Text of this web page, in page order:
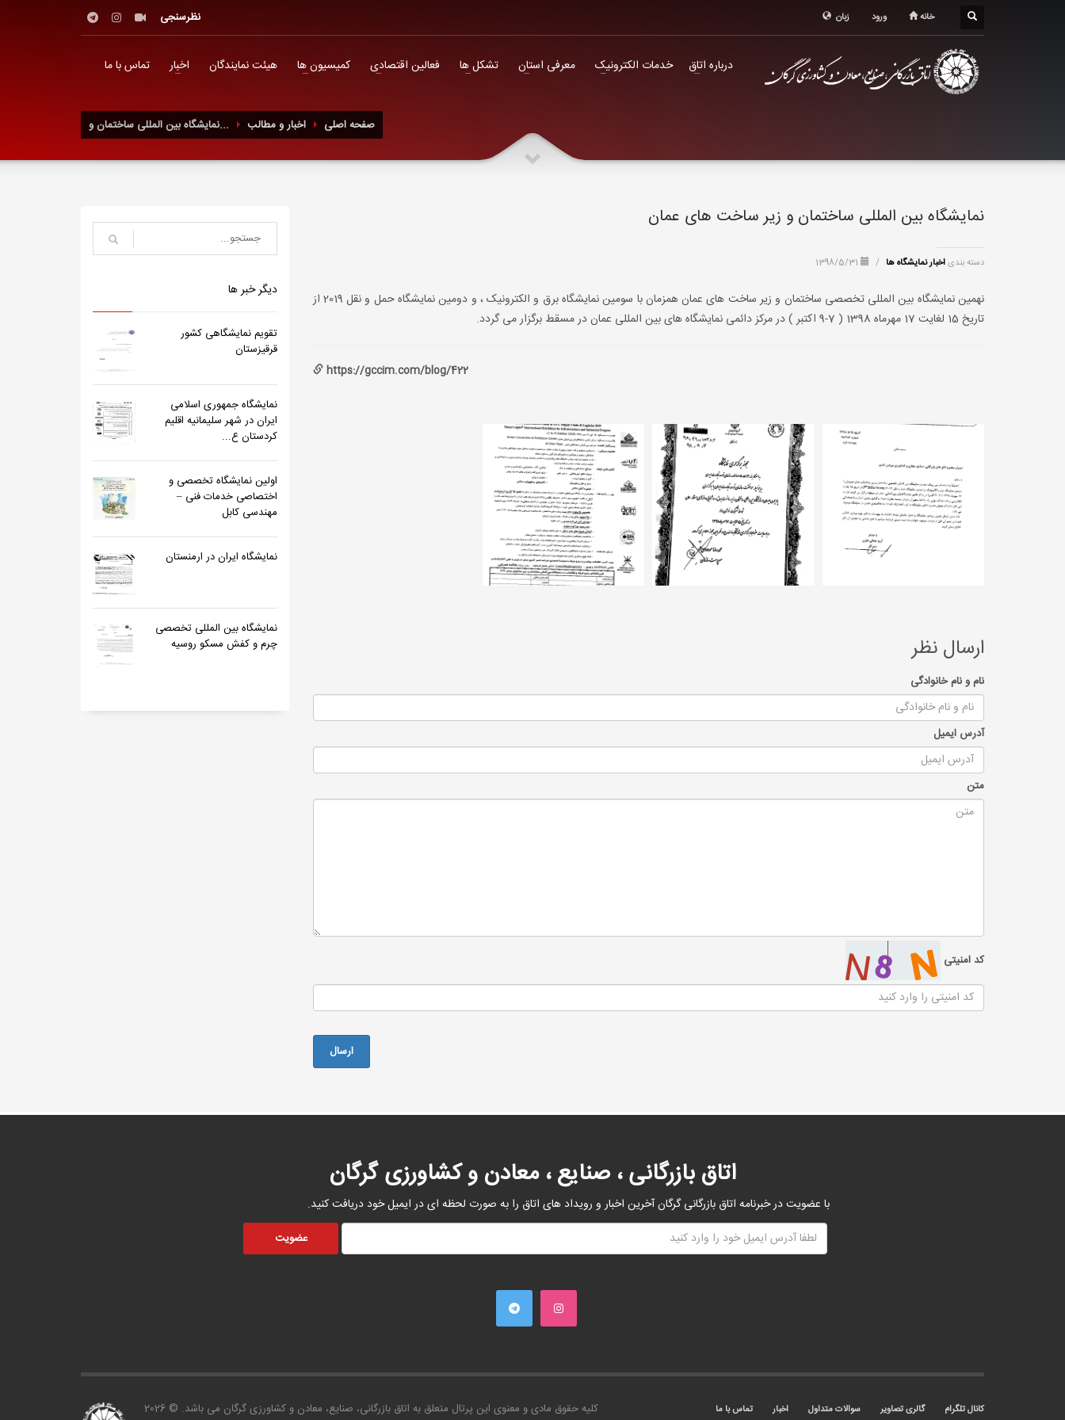
درباره اتاق
خدمات الکترونیک
معرفی استان
تشکل ها
ورود خانه زبان نظرسنجی
درباره اتاق خدمات الکترونیک معرفی استان تشکل ها فعالین اقتصادی کمیسیون ها هیئت نمایندگان اخبار تماس با ما
نمایشگاه بین المللی ساختمان و... اخبار و مطالب صفحه اصلی
دیگر خبر ها
تقویم نمایشگاهی کشور
قرقیزستان
نمایشگاه جمهوری اسلامی
ایران در شهر سلیمانیه اقلیم
کردستان ع...
اولین نمایشگاه تخصصی و
اختصاصی خدمات فنی –
مهندسی کابل
نمایشگاه ایران در ارمنستان
نمایشگاه بین المللی تخصصی
چرم و کفش مسکو روسیه
نمایشگاه بین المللی ساختمان و زیر ساخت های عمان
دسته بندیاخبار نمایشگاه ها /
نهمین نمایشگاه بین المللی تخصصی ساختمان و زیر ساخت های عمان همزمان با سومین نمایشگاه برق و الکترونیک ، و دومین نمایشگاه حمل و نقل 2019 از
تاریخ 15 لغایت 17 مهرماه 1398 ( 7-9 اکتبر ) در مرکز دائمی نمایشگاه های بین المللی عمان در مسقط برگزار می گردد.
https://gccim.com/blog/422
ارسال نظر
نام و نام خانوادگی
آدرس ایمیل
متن
کد امنیتی
اتاق بازرگانی ، صنایع ، معادن و کشاورزی گرگان
با عضویت در خبرنامه اتاق بازرگانی گرگان آخرین اخبار و رویداد های اتاق را به صورت لحظه ای در ایمیل خود دریافت کنید.
تماس با ما اخبار سوالات متداول گالری تصاویر کانال تلگرام
کليه حقوق مادی و معنوی اين پرتال متعلق به اتاق بازرگانی، صنايع، معادن و کشاورزی گرگان می باشد. © 2026